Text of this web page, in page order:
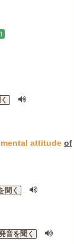
mental attitude of
聞く
音を聞く